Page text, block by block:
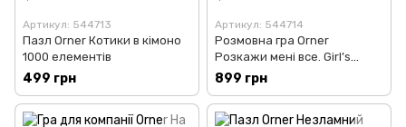
Артикул: 544713
Пазл Orner Котики в кімоно
1000 елементів
499 грн
Артикул: 544714
Розмовна гра Orner
Розкажи мені все. Girl’s
edition (orner-1928)
899 грн